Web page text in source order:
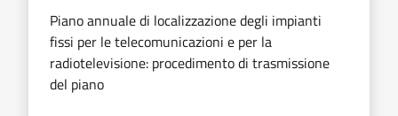
Piano annuale di localizzazione degli impianti
fissi per le telecomunicazioni e per la
radiotelevisione: procedimento di trasmissione
del piano